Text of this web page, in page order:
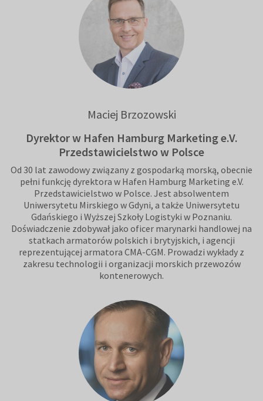
Maciej Brzozowski
Dyrektor w Hafen Hamburg Marketing e.V.
Przedstawicielstwo w Polsce
Od 30 lat zawodowy związany z gospodarką morską, obecnie
pełni funkcję dyrektora w Hafen Hamburg Marketing e.V.
Przedstawicielstwo w Polsce. Jest absolwentem
Uniwersytetu Mirskiego w Gdyni, a także Uniwersytetu
Gdańskiego i Wyższej Szkoły Logistyki w Poznaniu.
Doświadczenie zdobywał jako oficer marynarki handlowej na
statkach armatorów polskich i brytyjskich, i agencji
reprezentującej armatora CMA-CGM. Prowadzi wykłady z
zakresu technologii i organizacji morskich przewozów
kontenerowych.